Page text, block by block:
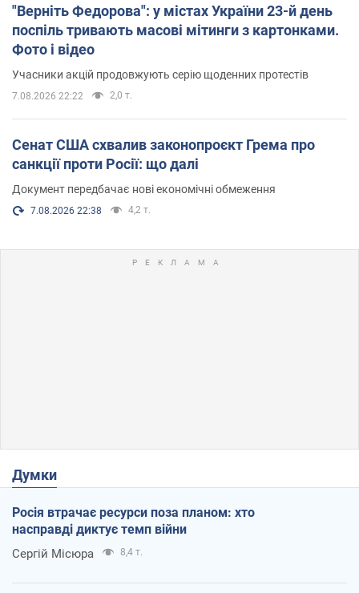
"Верніть Федорова": у містах України 23-й день
поспіль тривають масові мітинги з картонками.
Фото і відео
Учасники акцій продовжують серію щоденних протестів
7.08.2026 22:22 2,0 т.
Сенат США схвалив законопроєкт Грема про
санкції проти Росії: що далі
Документ передбачає нові економічні обмеження
7.08.2026 22:38 4,2 т.
Думки
Росія втрачає ресурси поза планом: хто
насправді диктує темп війни
Сергій Місюра 8,4 т.